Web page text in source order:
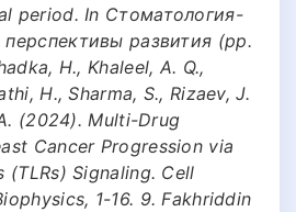
period. In Стоматология-
развития (pp.
H., Khaleel, A. Q.,
H., Sharma, S., Rizaev, J.
(2024). Multi-Drug
Cancer Progression via
(TLRs) Signaling. Cell
1-16. 9. Fakhriddin